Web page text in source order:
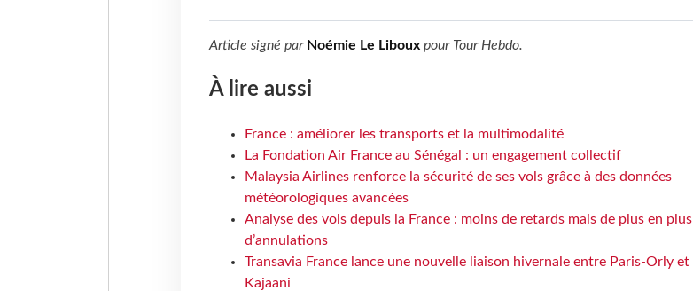
Article signé par Noémie Le Libouxpour Tour Hebdo.
À lire aussi
France : améliorer les transports et la multimodalité
La Fondation Air France au Sénégal : un engagement collectif
Malaysia Airlines renforce la sécurité de ses vols grâce à des données
météorologiques avancées
Analyse des vols depuis la France : moins de retards mais de plus en plus
d’annulations
Transavia France lance une nouvelle liaison hivernale entre Paris-Orly et
Kajaani